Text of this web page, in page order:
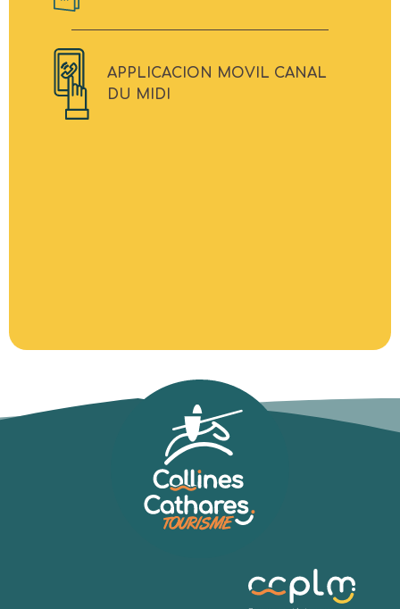
APPLICACION MOVIL CANAL
DU MIDI